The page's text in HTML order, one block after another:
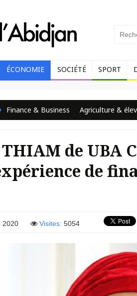
ÉCONOMIE SOCIÉTÉ SPORT
Finance & Business Agriculture &
de UBA
de
2020 Visites: 5054